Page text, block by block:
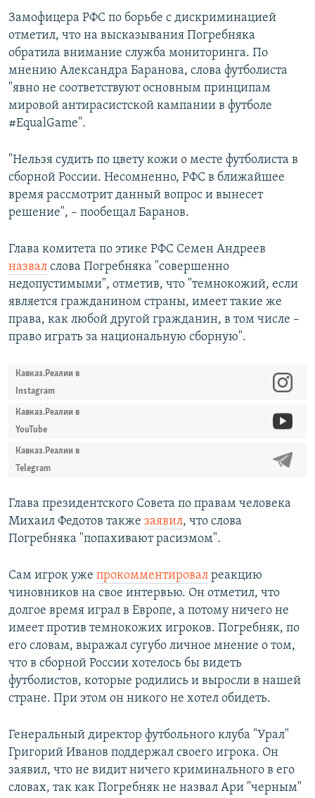
Замофицера РФС по борьбе с дискриминацией
отметил, что на высказывания Погребняка
обратила внимание служба мониторинга. По
мнению Александра Баранова, слова футболиста
"явно не соответствуют основным принципам
мировой антирасистской кампании в футболе
#EqualGame".
"Нельзя судить по цвету кожи о месте футболиста в
сборной России. Несомненно, РФС в ближайшее
время рассмотрит данный вопрос и вынесет
решение", – пообещал Баранов. ​
Глава комитета по этике РФС Семен Андреев
назвал слова Погребняка "совершенно
недопустимыми", отметив, что "темнокожий, если
является гражданином страны, имеет такие же
права, как любой другой гражданин, в том числе –
право играть за национальную сборную".
Кавказ.Реалии в
Instagram
Кавказ.Реалии в
YouTube
Кавказ.Реалии в
Telegram
Глава президентского Совета по правам человека
Михаил Федотов также заявил, что слова
Погребняка "попахивают расизмом".
Сам игрок уже прокомментировал реакцию
чиновников на свое интервью. Он отметил, что
долгое время играл в Европе, а потому ничего не
имеет против темнокожих игроков. Погребняк, по
его словам, выражал сугубо личное мнение о том,
что в сборной России хотелось бы видеть
футболистов, которые родились и выросли в нашей
стране. При этом он никого не хотел обидеть.
Генеральный директор футбольного клуба "Урал"
Григорий Иванов поддержал своего игрока. Он
заявил, что не видит ничего криминального в его
словах, так как Погребняк не назвал Ари "черным"